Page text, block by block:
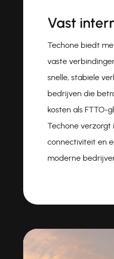
Vast
Techone biedt
vaste
snelle, stabiele
bedrijven die
kosten als FTTO-
Techone verzorgt
connectiviteit en
moderne